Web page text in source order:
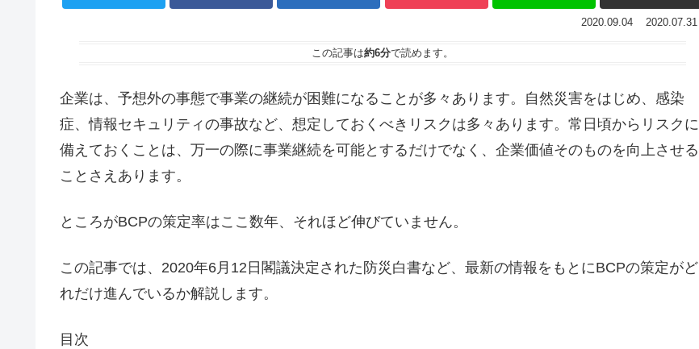
2020.09.04 2020.07.31
この記事は約6分で読めます。
企業は、予想外の事態で事業の継続が困難になることが多々あります。自然災害をはじめ、感染
症、情報セキュリティの事故など、想定しておくべきリスクは多々あります。常日頃からリスクに
備えておくことは、万一の際に事業継続を可能とするだけでなく、企業価値そのものを向上させる
ことさえあります。
ところがBCPの策定率はここ数年、それほど伸びていません。
この記事では、2020年6月12日閣議決定された防災白書など、最新の情報をもとにBCPの策定がど
れだけ進んでいるか解説します。
目次